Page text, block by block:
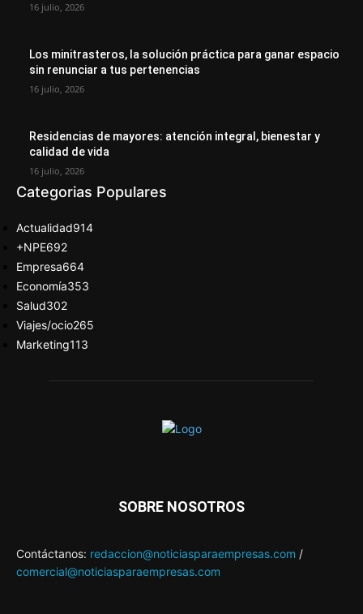
16 julio, 2026
Los minitrasteros, la solución práctica para ganar espacio
sin renunciar a tus pertenencias
16 julio, 2026
Residencias de mayores: atención integral, bienestar y
calidad de vida
16 julio, 2026
Categorias Populares
Actualidad914
+NPE692
Empresa664
Economía353
Salud302
Viajes/ocio265
Marketing113
SOBRE NOSOTROS
Contáctanos: redaccion@noticiasparaempresas.com /
comercial@noticiasparaempresas.com